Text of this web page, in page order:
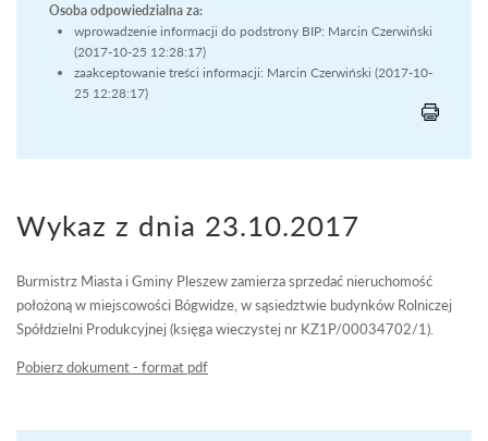
Osoba odpowiedzialna za:
wprowadzenie informacji do podstrony BIP: Marcin Czerwiński
(2017-10-25 12:28:17)
zaakceptowanie treści informacji: Marcin Czerwiński (2017-10-
25 12:28:17)
Wykaz z dnia 23.10.2017
Burmistrz Miasta i Gminy Pleszew zamierza sprzedać nieruchomość
położoną w miejscowości Bógwidze, w sąsiedztwie budynków Rolniczej
Spółdzielni Produkcyjnej (księga wieczystej nr KZ1P/00034702/1).
Pobierz dokument - format pdf